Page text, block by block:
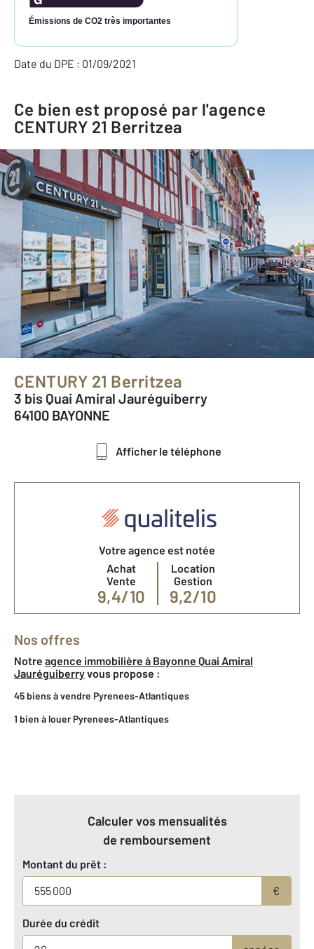
Émissions de CO2 très importantes
Date du DPE : 01/09/2021
Ce bien est proposé par l'agence
CENTURY 21 Berritzea
CENTURY 21 Berritzea
3 bis Quai Amiral Jauréguiberry
64100 BAYONNE
Afficher le téléphone
Votre agence est notée
Achat
Vente
9,4/10
Location
Gestion
9,2/10
Nos offres
Notre agence immobilière à Bayonne Quai Amiral
Jauréguiberryvous propose :
45 biens à vendre Pyrenees-Atlantiques
1 bien à louer Pyrenees-Atlantiques
Calculer vos mensualités
de remboursement
Montant du prêt :
€
Durée du crédit